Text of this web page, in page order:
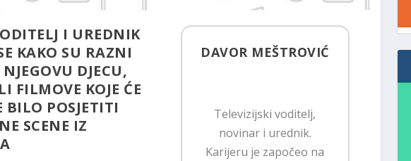
I UREDNIK
KAKO SU RAZNI
DJECU,
FILMOVE KOJE ĆE
BILO POSJETITI
SCENE IZ
DAVOR MEŠTROVIĆ
Televizijski voditelj,
novinar i urednik.
Karijeru je započeo na